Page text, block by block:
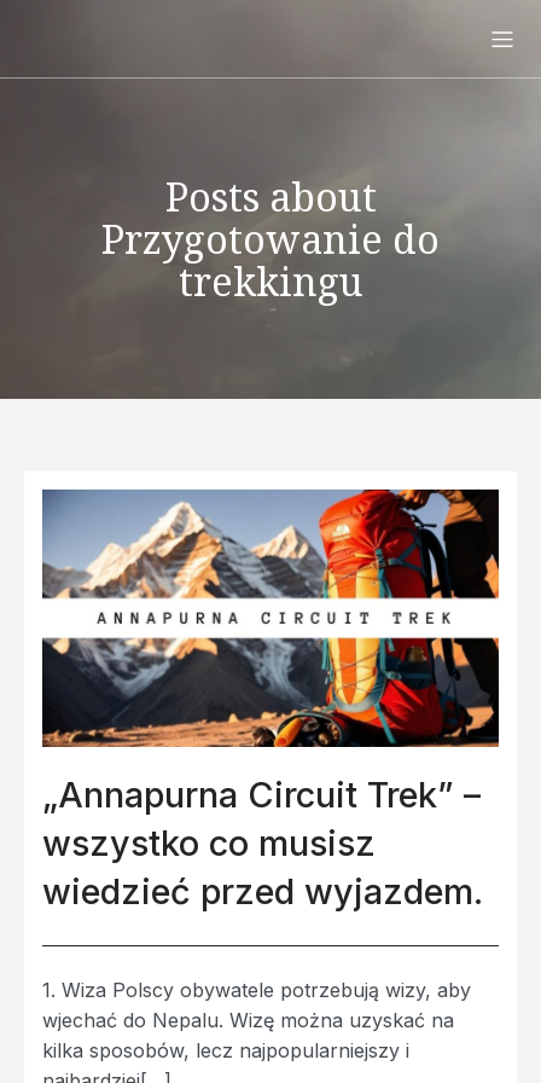
Posts about
Przygotowanie do
trekkingu
„Annapurna Circuit Trek” –
wszystko co musisz
wiedzieć przed wyjazdem.
1. Wiza Polscy obywatele potrzebują wizy, aby
wjechać do Nepalu. Wizę można uzyskać na
kilka sposobów, lecz najpopularniejszy i